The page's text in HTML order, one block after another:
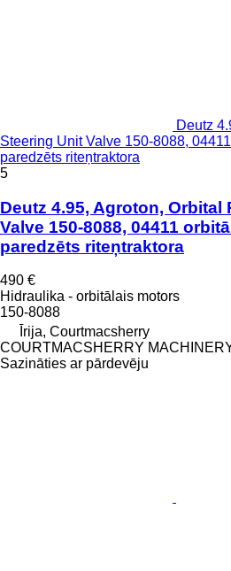
Deutz
Steering Unit Valve 150-8088,
paredzēts riteņtraktora
5
Deutz 4.95, Agroton, Orbital
Valve 150-8088, 04411
paredzēts riteņtraktora
490 €
Hidraulika - orbitālais motors
150-8088
Īrija, Courtmacsherry
COURTMACSHERRY
Sazināties ar pārdevēju